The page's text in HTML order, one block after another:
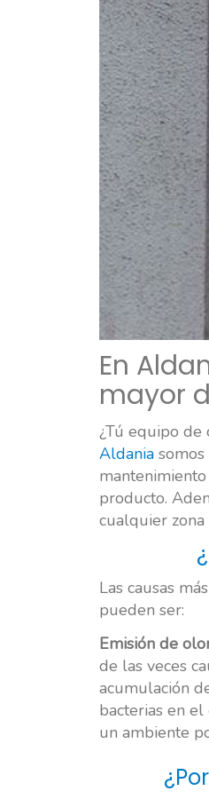
En
mayor
¿Tú equipo de
Aldania
producto.
cualquier
Las causas
pueden ser:
Emisión de
de las veces
acumulación
bacterias en
un ambiente